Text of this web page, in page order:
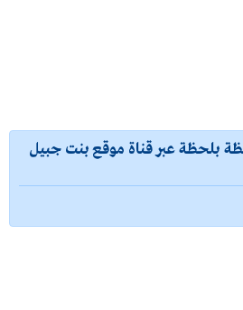
بلحظة عبر قناة موقع بنت جبيل